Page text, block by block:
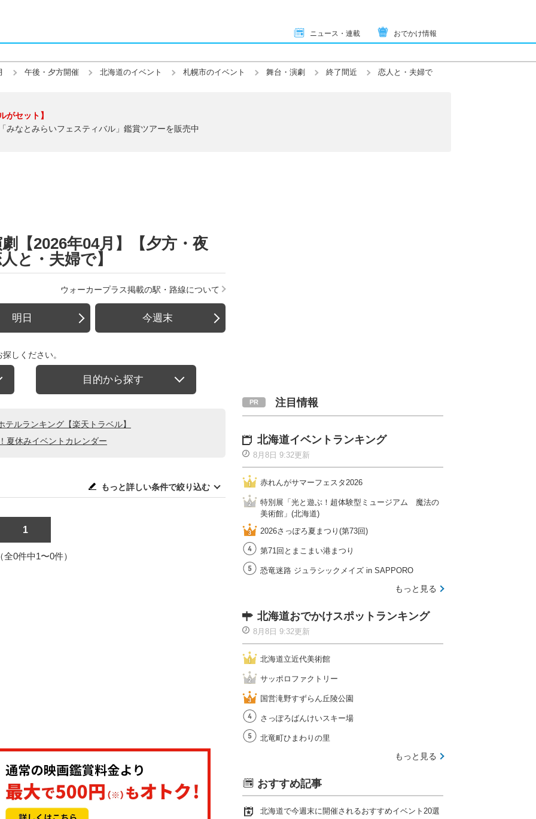
ニュース・連載 おでかけ情報
午後・夕方開催 北海道のイベント 札幌市のイベント 舞台・演劇 終了間近 恋人と・夫婦で
がセット】
みなとみらいフェスティバル」鑑賞ツアーを販売中
【2026年04月】【夕方・夜
と・夫婦で】
ウォーカープラス掲載の駅・路線について
明日 今週末
しください。
目的から探す
ルランキング【楽天トラベル】
夏休みイベントカレンダー
もっと詳しい条件で絞り込む
1
全0件中1〜0件）
注目情報
北海道イベントランキング
8月8日 9:32更新
赤れんがサマーフェスタ2026
特別展「光と遊ぶ！超体験型ミュージアム 魔法の
美術館」(北海道)
2026さっぽろ夏まつり(第73回)
第71回とまこまい港まつり
恐竜迷路 ジュラシックメイズ in SAPPORO
もっと見る
北海道おでかけスポットランキング
8月8日 9:32更新
北海道立近代美術館
サッポロファクトリー
国営滝野すずらん丘陵公園
さっぽろばんけいスキー場
北竜町ひまわりの里
もっと見る
おすすめ記事
北海道で今週末に開催されるおすすめイベント20選